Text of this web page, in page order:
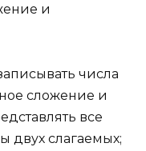
и
числа
сложение и
все
двух слагаемых;